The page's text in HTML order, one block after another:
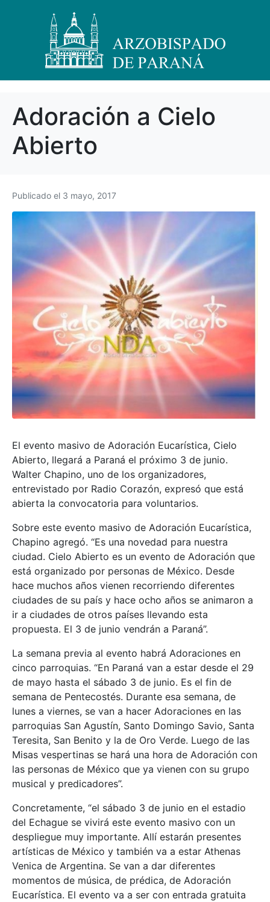
Adoración a Cielo
Abierto
Publicado el 3 mayo, 2017
El evento masivo de Adoración Eucarística, Cielo
Abierto, llegará a Paraná el próximo 3 de junio.
Walter Chapino, uno de los organizadores,
entrevistado por Radio Corazón, expresó que está
abierta la convocatoria para voluntarios.
Sobre este evento masivo de Adoración Eucarística,
Chapino agregó. “Es una novedad para nuestra
ciudad. Cielo Abierto es un evento de Adoración que
está organizado por personas de México. Desde
hace muchos años vienen recorriendo diferentes
ciudades de su país y hace ocho años se animaron a
ir a ciudades de otros países llevando esta
propuesta. El 3 de junio vendrán a Paraná”.
La semana previa al evento habrá Adoraciones en
cinco parroquias. “En Paraná van a estar desde el 29
de mayo hasta el sábado 3 de junio. Es el fin de
semana de Pentecostés. Durante esa semana, de
lunes a viernes, se van a hacer Adoraciones en las
parroquias San Agustín, Santo Domingo Savio, Santa
Teresita, San Benito y la de Oro Verde. Luego de las
Misas vespertinas se hará una hora de Adoración con
las personas de México que ya vienen con su grupo
musical y predicadores”.
Concretamente, “el sábado 3 de junio en el estadio
del Echague se vivirá este evento masivo con un
despliegue muy importante. Allí estarán presentes
artísticas de México y también va a estar Athenas
Venica de Argentina. Se van a dar diferentes
momentos de música, de prédica, de Adoración
Eucarística. El evento va a ser con entrada gratuita